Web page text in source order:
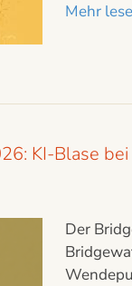
Mehr
KI-Blase
Der